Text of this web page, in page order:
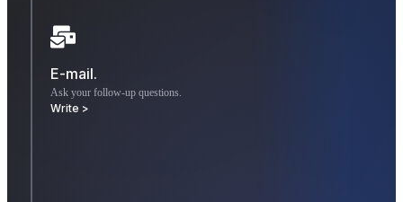
E-mail.
Ask your follow-up questions.
Write >